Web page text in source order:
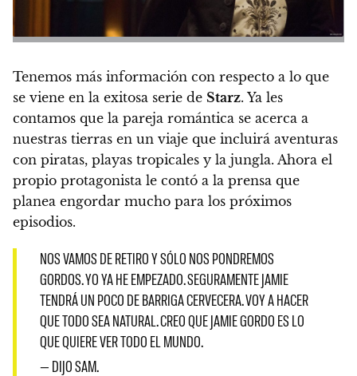
Tenemos más información con respecto a lo que
se viene en la exitosa serie de Starz. Ya les
contamos que la pareja romántica se acerca a
nuestras tierras en un viaje que incluirá aventuras
con piratas, playas tropicales y la jungla. Ahora el
propio protagonista le contó a la prensa que
planea engordar mucho para los próximos
episodios.
NOS VAMOS DE RETIRO Y SÓLO NOS PONDREMOS
GORDOS. YO YA HE EMPEZADO. SEGURAMENTE JAMIE
TENDRÁ UN POCO DE BARRIGA CERVECERA. VOY A HACER
QUE TODO SEA NATURAL. CREO QUE JAMIE GORDO ES LO
QUE QUIERE VER TODO EL MUNDO.
— DIJO SAM.